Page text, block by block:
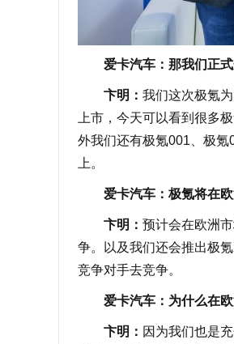
爱卡汽车：那我们正
卞明： 我们这次极氪
上市，今天可以看到很多
外我们还有极氪001、极
上。
爱卡汽车：极氪将在
卞明： 预计会在欧洲
争。以及我们还会推出极
竞争对手去竞争。
爱卡汽车：为什么在
卞明： 因为我们也是